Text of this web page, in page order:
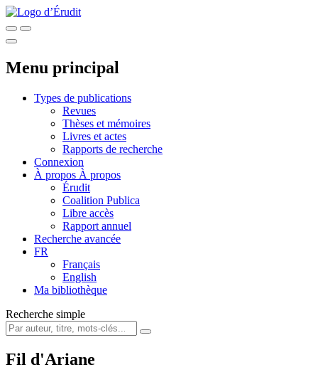
Menu principal
Types de publications
Revues
Thèses et mémoires
Livres et actes
Rapports de recherche
Connexion
À propos À propos
Érudit
Coalition Publica
Libre accès
Rapport annuel
Recherche avancée
FR
Français
English
Ma bibliothèque
Recherche simple
Fil d'Ariane